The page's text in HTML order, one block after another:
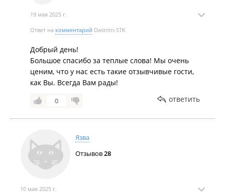
19 мая 2025 г.
Ответ на комментарий Dastrim-STK
Добрый день!
Большое спасибо за теплые слова! Мы очень
ценим, что у нас есть такие отзывчивые гости,
как Вы. Всегда Вам рады!
0 ответить
Язва
Отзывов28
10 мая 2025 г.